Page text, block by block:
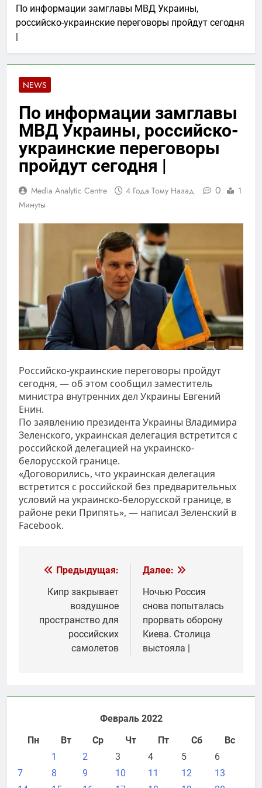
По информации замглавы МВД Украины,
российско-украинские переговоры пройдут сегодня
|
NEWS
По информации замглавы
МВД Украины, российско-
украинские переговоры
пройдут сегодня |
Media Analytic Centre 4 Года Тому Назад 0
1
Минуты
Российско-украинские переговоры пройдут
сегодня, — об этом сообщил заместитель
министра внутренних дел Украины Евгений
Енин.
По заявлению президента Украины Владимира
Зеленского, украинская делегация встретится с
российской делегацией на украинско-
белорусской границе.
«Договорились, что украинская делегация
встретится с российской без предварительных
условий на украинско-белорусской границе, в
районе реки Припять», — написал Зеленский в
Facebook.
Навигация
записям
Предыдущая:
Кипр закрывает
воздушное
пространство для
российских
самолетов
Далее:
Ночью Россия
снова попыталась
прорвать оборону
Киева. Столица
выстояла |
Февраль 2022
Пн
Вт Ср Чт Пт Сб
Вс
1
2 3 4 5
6
7
8 9 10 11 12
13